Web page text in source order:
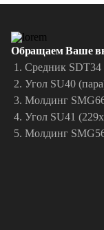
Обращаем Ваше
Средник
Угол SU40
Молдинг
Угол SU41
Молдинг